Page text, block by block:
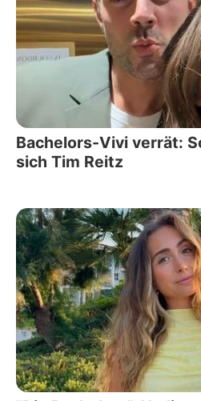
Bachelors-Vivi verrät:
sich Tim Reitz